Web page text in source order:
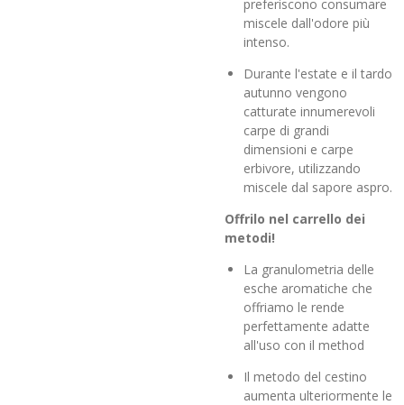
preferiscono consumare
miscele dall'odore più
intenso.
Durante l'estate e il tardo
autunno vengono
catturate innumerevoli
carpe di grandi
dimensioni e carpe
erbivore, utilizzando
miscele dal sapore aspro.
Offrilo nel carrello dei
metodi!
La granulometria delle
esche aromatiche che
offriamo le rende
perfettamente adatte
all'uso con il method
Il metodo del cestino
aumenta ulteriormente le